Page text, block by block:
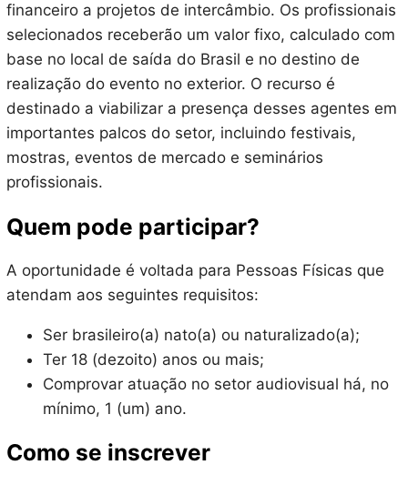
financeiro a projetos de intercâmbio. Os profissionais
selecionados receberão um valor fixo, calculado com
base no local de saída do Brasil e no destino de
realização do evento no exterior. O recurso é
destinado a viabilizar a presença desses agentes em
importantes palcos do setor, incluindo festivais,
mostras, eventos de mercado e seminários
profissionais.
Quem pode participar?
A oportunidade é voltada para Pessoas Físicas que
atendam aos seguintes requisitos:
Ser brasileiro(a) nato(a) ou naturalizado(a);
Ter 18 (dezoito) anos ou mais;
Comprovar atuação no setor audiovisual há, no
mínimo, 1 (um) ano.
Como se inscrever